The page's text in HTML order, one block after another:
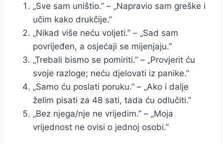
„Sve sam uništio.” – „Napravio sam greške i
učim kako drukčije.”
„Nikad više neću voljeti.” – „Sad sam
povrijeđen, a osjećaji se mijenjaju.”
„Trebali bismo se pomiriti.” – „Provjerit ću
svoje razloge; neću djelovati iz panike.”
„Samo ću poslati poruku.” – „Ako i dalje
želim pisati za 48 sati, tada ću odlučiti.”
„Bez njega/nje ne vrijedim.” – „Moja
vrijednost ne ovisi o jednoj osobi.”